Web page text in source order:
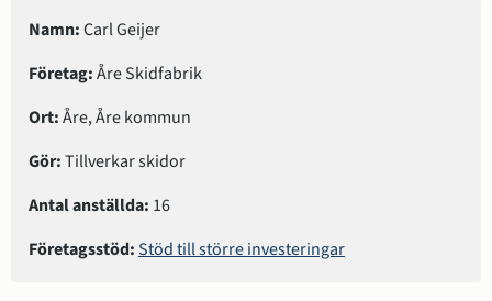
Namn: Carl Geijer
Företag: Åre Skidfabrik
Ort: Åre, Åre kommun
Gör: Tillverkar skidor
Antal anställda: 16
Företagsstöd:Stöd till större investeringar